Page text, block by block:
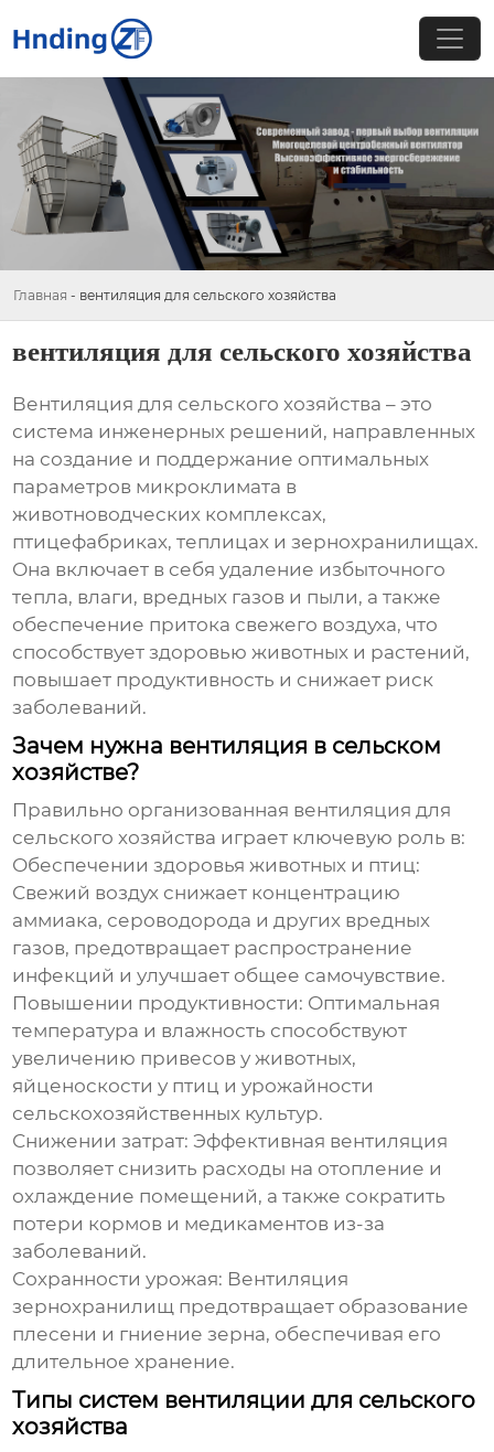
Главная - вентиляция для сельского хозяйства
вентиляция для сельского хозяйства
Вентиляция для сельского хозяйства – это
система инженерных решений, направленных
на создание и поддержание оптимальных
параметров микроклимата в
животноводческих комплексах,
птицефабриках, теплицах и зернохранилищах.
Она включает в себя удаление избыточного
тепла, влаги, вредных газов и пыли, а также
обеспечение притока свежего воздуха, что
способствует здоровью животных и растений,
повышает продуктивность и снижает риск
заболеваний.
Зачем нужна вентиляция в сельском
хозяйстве?
Правильно организованная вентиляция для
сельского хозяйства играет ключевую роль в:
Обеспечении здоровья животных и птиц:
Свежий воздух снижает концентрацию
аммиака, сероводорода и других вредных
газов, предотвращает распространение
инфекций и улучшает общее самочувствие.
Повышении продуктивности: Оптимальная
температура и влажность способствуют
увеличению привесов у животных,
яйценоскости у птиц и урожайности
сельскохозяйственных культур.
Снижении затрат: Эффективная вентиляция
позволяет снизить расходы на отопление и
охлаждение помещений, а также сократить
потери кормов и медикаментов из-за
заболеваний.
Сохранности урожая: Вентиляция
зернохранилищ предотвращает образование
плесени и гниение зерна, обеспечивая его
длительное хранение.
Типы систем вентиляции для сельского
хозяйства